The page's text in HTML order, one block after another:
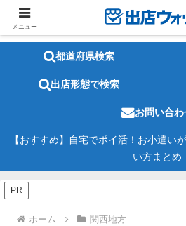
都道府県検索
出店形態で検索
お問い合わ
【おすすめ】自宅でポイ活！お小遣い
い方まとめ
PR
ホーム 関西地方
メニュー